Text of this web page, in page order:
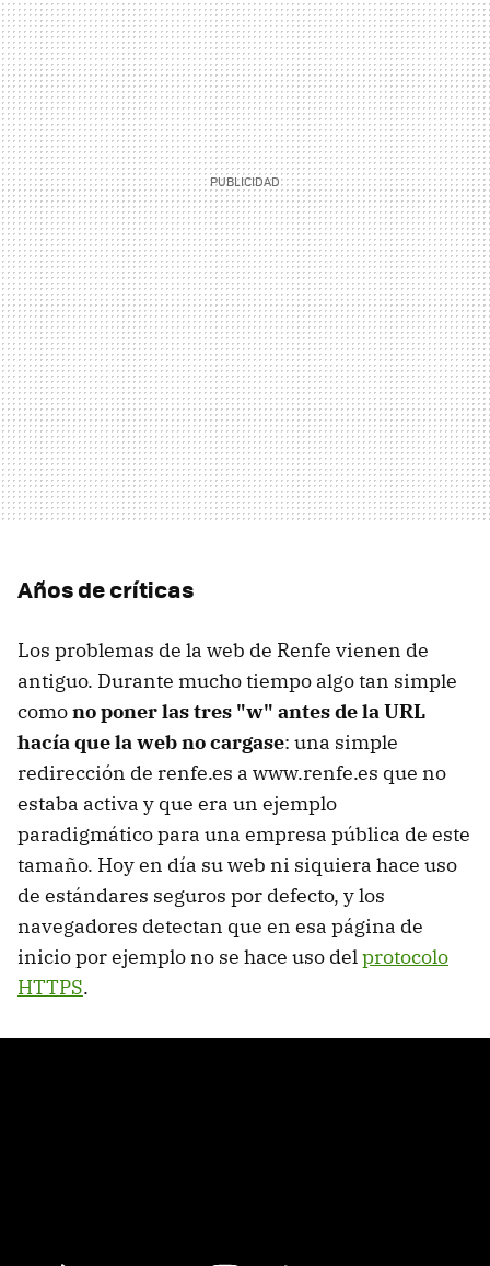
Años de críticas
Los problemas de la web de Renfe vienen de
antiguo. Durante mucho tiempo algo tan simple
comono poner las tres "w" antes de la URL
hacía que la web no cargase: una simple
redirección de renfe.es a www.renfe.es que no
estaba activa y que era un ejemplo
paradigmático para una empresa pública de este
tamaño. Hoy en día su web ni siquiera hace uso
de estándares seguros por defecto, y los
navegadores detectan que en esa página de
inicio por ejemplo no se hace uso delprotocolo
HTTPS.